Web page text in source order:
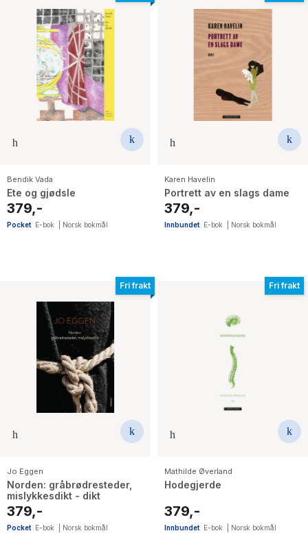
Bendik Vada
Ete og gjødsle
379,-
Pocket E-bok Norsk bokmål
Karen Havelin
Portrett av en slags dame
379,-
Innbundet E-bok Norsk bokmål
Fri frakt
Jo Eggen
Norden: gråbrødresteder,
mislykkesdikt - dikt
379,-
Pocket E-bok Norsk bokmål
Fri frakt
Mathilde Øverland
Hodegjerde
379,-
Innbundet E-bok Norsk bokmål